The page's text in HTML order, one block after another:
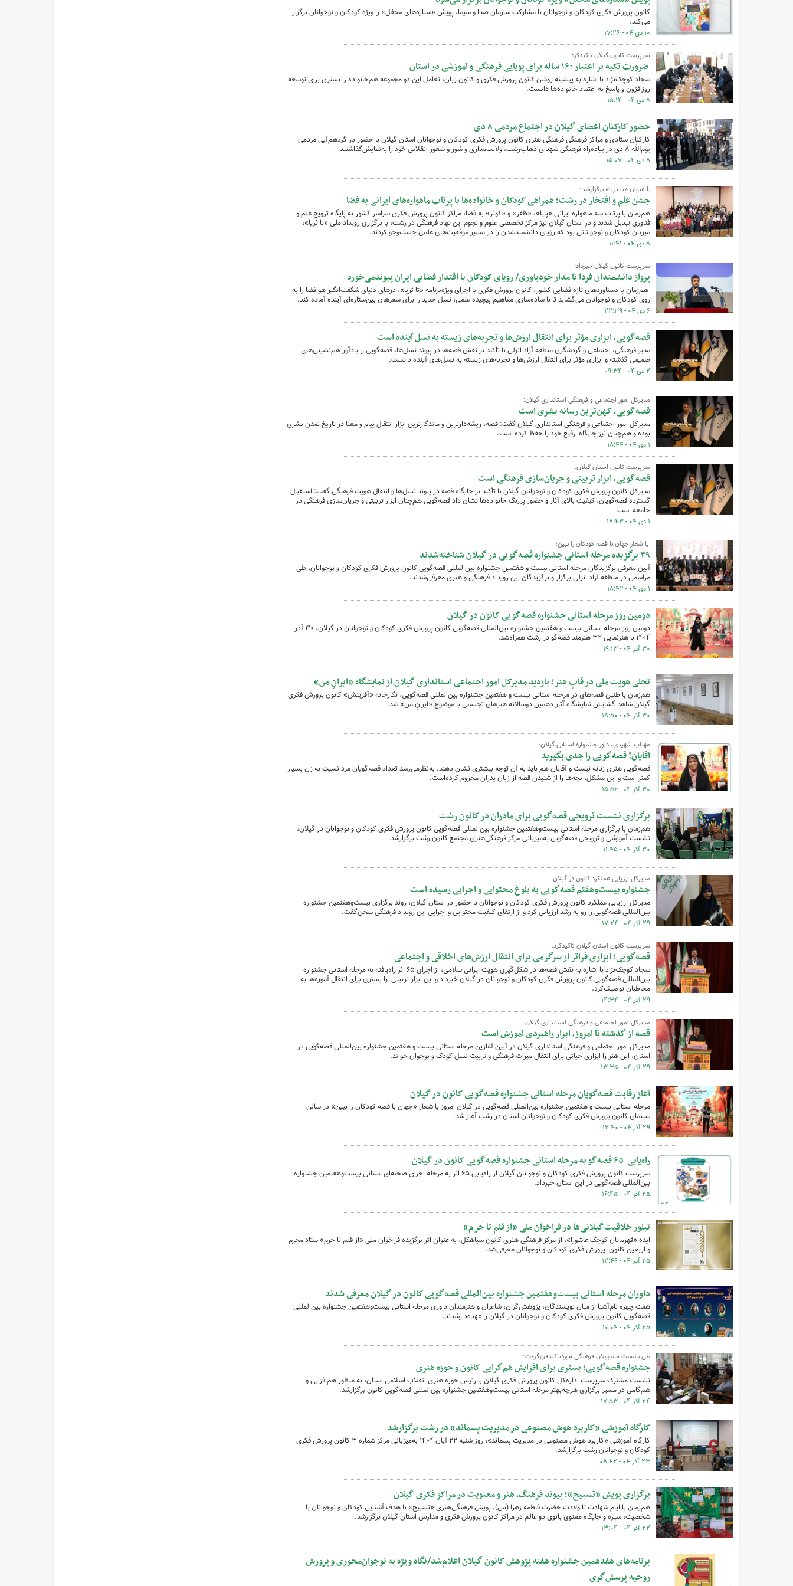
کانون پرورش فکری کودکان و نوجوانان با مشارکت سازمان صدا و سیما، پویش «ستاره‌های محفل» را ویژه کودکان و نوجوانان برگزار
می‌کند.
۱۰ دی ۰۴ - ۱۷:۲۶
سرپرست کانون گیلان تاکیدکرد:
ضرورت تکیه بر اعتبار ۱۶۰ ساله برای پویایی فرهنگی و آموزشی در استان
سجاد کوچک‌نژاد با اشاره به پیشینه روشن کانون پرورش فکری و کانون زبان، تعامل این دو مجموعه هم‌خانواده را بستری برای توسعه
روزافزون و پاسخ به اعتماد خانواده‌ها دانست.
۸ دی ۰۴ - ۱۵:۱۴
حضور کارکنان اعضای گیلان در اجتماع مردمی ۸ دی
کارکنان ستادی و مراکز فرهنگی فرهنگی هنری کانون پرورش فکری کودکان و نوجوانان استان گیلان با حضور در گردهم‌آیی مردمی
یوم‌الله ۸ دی در پیاده‌راه فرهنگی شهدای ذهاب‌رشت، ولایت‌مداری و شور و شعور انقلابی خود را به‌نمایش‌گذاشتند
۸ دی ۰۴ - ۱۵:۰۷
با عنوان «تا ثریا» برگزارشد؛
جشن علم و افتخار در رشت؛ همراهی کودکان و خانواده‌ها با پرتاب ماهواره‌های ایرانی به فضا
هم‌زمان با پرتاب سه ماهواره ایرانی «پایا»، «ظفر» و «کوثر» به فضا، مراکز کانون پرورش فکری سراسر کشور به پایگاه ترویج علم و
فناوری تبدیل شدند و در استان گیلان نیز مرکز تخصصی علوم و نجوم این نهاد فرهنگی در رشت، با برگزاری رویداد ملی «تا ثریا»،
میزبان کودکان و نوجوانانی بود که رؤیای دانشمندشدن را در مسیر موفقیت‌های علمی جست‌وجو کردند.
۸ دی ۰۴ - ۱۱:۴۱
سرپرست کانون گیلان خبرداد:
پرواز دانشمندان فردا تا مدار خودباوری/ رویای کودکان با اقتدار فضایی ایران پیوندمی‌خورد
هم‌زمان با دستاوردهای تازه فضایی کشور، کانون پرورش فکری با اجرای ویژه‌برنامه «تا ثریا»، درهای دنیای شگفت‌انگیز هوافضا را به
روی کودکان و نوجوانان می‌گشاید تا با ساده‌سازی مفاهیم پیچیده علمی، نسل جدید را برای سفرهای بین‌ستاره‌ای آینده آماده کند.
۶ دی ۰۴ - ۲۲:۳۹
قصه‌گویی، ابزاری مؤثر برای انتقال ارزش‌ها و تجربه‌های زیسته به نسل آینده است
مدیر فرهنگی، اجتماعی و گردشگری منطقه آزاد انزلی با تأکید بر نقش قصه‌ها در پیوند نسل‌ها، قصه‌گویی را یادآور هم‌نشینی‌های
صمیمی گذشته و ابزاری مؤثر برای انتقال ارزش‌ها و تجربه‌های زیسته به نسل‌های آینده دانست.
۲ دی ۰۴ - ۰۹:۳۴
مدیرکل امور اجتماعی و فرهنگی استانداری گیلان:
قصه‌گویی، کهن‌ترین رسانه بشری است
مدیرکل امور اجتماعی و فرهنگی استانداری گیلان گفت: قصه، ریشه‌دارترین و ماندگارترین ابزار انتقال پیام و معنا در تاریخ تمدن بشری
بوده و هم‌چنان نیز جایگاه رفیع خود را حفظ کرده است.
۱ دی ۰۴ - ۱۸:۴۴
سرپرست کانون استان گیلان:
قصه‌گویی، ابزار تربیتی و جریان‌سازی فرهنگی است
مدیرکل کانون پرورش فکری کودکان و نوجوانان گیلان با تأکید بر جایگاه قصه در پیوند نسل‌ها و انتقال هویت فرهنگی گفت: استقبال
گسترده قصه‌گویان، کیفیت بالای آثار و حضور پررنگ خانواده‌ها نشان داد قصه‌گویی هم‌چنان ابزار تربیتی و جریان‌سازی فرهنگی در
جامعه است
۱ دی ۰۴ - ۱۸:۴۳
با شعار جهان با قصه کودکان را ببین؛
۳۹ برگزیده مرحله استانی جشنواره قصه‌گویی در گیلان شناخته‌شدند
آیین معرفی برگزیدگان مرحله استانی بیست و هفتمین جشنواره بین‌المللی قصه‌گویی کانون پرورش فکری کودکان و نوجوانان، طی
مراسمی در منطقه آزاد انزلی برگزار و برگزیدگان این رویداد فرهنگی و هنری معرفی‌شدند.
۱ دی ۰۴ - ۱۸:۴۲
دومین روز مرحله استانی جشنواره قصه‌گویی کانون در گیلان
دومین روز مرحله استانی بیست و هفتمین جشنواره بین‌المللی قصه‌گویی کانون پرورش فکری کودکان و نوجوانان در گیلان، ۳۰ آذر
۱۴۰۴ با هنرنمایی ۳۲ هنرمند قصه‌گو در رشت همراه‌شد.
۳۰ آذر ۰۴ - ۱۹:۱۳
تجلی هویت ملی در قابِ هنر؛ بازدید مدیرکل امور اجتماعی استانداری گیلان از نمایشگاه «ایرانِ من»
هم‌زمان با طنین قصه‌های در مرحله استانی بیست و هفتمین جشنواره بین‌المللی قصه‌گویی، نگارخانه «آفرینش» کانون پرورش فکری
گیلان شاهد گشایش نمایشگاه آثار دهمین دوسالانه هنرهای تجسمی با موضوع «ایرانِ من» شد.
۳۰ آذر ۰۴ - ۱۸:۵۰
مهتاب شهیدی، داور جشنواره استانی گیلان؛
آقایان! قصه‌گویی را جدی بگیرید
قصه‌گویی هنری زنانه نیست و آقایان هم باید به آن توجه بیشتری نشان دهند. به‌نظرمی‌رسد تعداد قصه‌گویان مرد نسبت به ‌زن بسیار
کمتر است و این مشکل، بچه‌ها را از شنیدن قصه از زبان پدران محروم کرده‌است.
۳۰ آذر ۰۴ - ۱۵:۵۶
برگزاری نشست ترویجی قصه‌گویی برای مادران در کانون رشت
هم‌زمان با برگزاری مرحله استانی بیست‌وهفتمین جشنواره بین‌المللی قصه‌گویی کانون پرورش فکری کودکان و نوجوانان در گیلان،
نشست آموزشی و ترویجی قصه‌گویی به‌میزبانی مرکز فرهنگی‌هنری مجتمع کانون رشت برگزارشد.
۳۰ آذر ۰۴ - ۱۱:۴۵
مدیرکل ارزیابی عملکرد کانون در گیلان:
جشنواره بیست‌وهفتم قصه‌گویی به بلوغ محتوایی و اجرایی رسیده است
مدیرکل ارزیابی عملکرد کانون پرورش فکری کودکان و نوجوانان با حضور در استان گیلان، روند برگزاری بیست‌وهفتمین جشنواره
بین‌المللی قصه‌گویی را رو به رشد ارزیابی کرد و از ارتقای کیفیت محتوایی و اجرایی این رویداد فرهنگی سخن‌گفت.
۲۹ آذر ۰۴ - ۱۷:۲۴
سرپرست کانون استان گیلان تاکیدکرد،
قصه‌گویی؛ ابزاری فراتر از سرگرمی برای انتقال ارزش‌های اخلاقی و اجتماعی
سجاد کوچک‌نژاد با اشاره به نقش قصه‌ها در شکل‌گیری هویت ایرانی‌اسلامی، از اجرای ۶۵ اثر راه‌یافته به مرحله استانی جشنواره
بین‌المللی قصه‌گویی کانون پرورش فکری کودکان و نوجوانان در گیلان خبرداد و این ابزار تربیتی را بستری برای انتقال آموزه‌ها به
مخاطبان توصیف‌کرد.
۲۹ آذر ۰۴ - ۱۴:۳۴
مدیرکل امور اجتماعی و فرهنگی استانداری گیلان:
قصه از گذشته تا امروز، ابزار راهبردی آموزش است
مدیرکل امور اجتماعی و فرهنگی استانداری گیلان در آیین آغازین مرحله استانی بیست و هفتمین جشنواره بین‌المللی قصه‌گویی در
استان، این هنر را ابزاری حیاتی برای انتقال میراث فرهنگی و تربیت نسل کودک و نوجوان خواند.
۲۹ آذر ۰۴ - ۱۳:۳۵
آغاز رقابت قصه‌گویان مرحله استانی جشنواره قصه‌گویی کانون در گیلان
مرحله استانی بیست و هفتمین جشنواره بین‌المللی قصه‌گویی در گیلان امروز با شعار «جهان با قصه‌ کودکان را ببین» در سالن
سینمای کانون پرورش فکری کودکان و نوجوانان استان در رشت آغاز شد.
۲۹ آذر ۰۴ - ۱۲:۴۰
راه‌یابی ۶۵ قصه‌گو به مرحله استانی جشنواره قصه‌گویی کانون در گیلان
سرپرست کانون پرورش فکری کودکان و نوجوانان گیلان از راه‌یابی ۶۵ اثر به مرحله اجرای صحنه‌ای استانی بیست‌وهفتمین جشنواره
بین‌المللی قصه‌گویی در این استان خبرداد.
۲۵ آذر ۰۴ - ۱۶:۴۵
تبلور خلاقیت‌گیلانی‌ها در فراخوان ملی «از قلم تا حرم»
ایده «قهرمانان کوچک عاشورا»، از مرکز فرهنگی هنری کانون سیاهکل، به عنوان اثر برگزیده فراخوان ملی «از قلم تا حرم» ستاد محرم
و اربعین کانون پرورش فکری کودکان و نوجوانان معرفی‌شد.
۲۵ آذر ۰۴ - ۱۲:۴۶
داوران مرحله استانی بیست‌وهفتمین جشنواره بین‌المللی قصه‌گویی کانون در گیلان معرفی شدند
هفت چهره نام‌آشنا از میان نویسندگان، پژوهش‌گران، شاعران و هنرمندان داوری مرحله استانی بیست‌وهفتمین جشنواره بین‌المللی
قصه‌گویی کانون پرورش فکری کودکان و نوجوانان در گیلان را عهده‌دارشدند.
۲۵ آذر ۰۴ - ۱۰:۰۴
طی نشست مسوولان فرهنگی موردتاکیدقرارگرفت؛
جشنواره قصه‌گویی؛ بستری برای افزایش هم‌گرایی کانون و حوزه هنری
نشست مشترک سرپرست اداره‌کل کانون پرورش فکری گیلان با رئیس حوزه هنری انقلاب اسلامی استان، به منظور هم‌افزایی و
هم‌گامی در مسیر برگزاری هرچه‌بهتر مرحله استانی بیست‌وهفتمین جشنواره بین‌المللی قصه‌گویی کانون برگزارشد.
۲۴ آذر ۰۴ - ۱۷:۵۳
کارگاه آموزشی «کاربرد هوش مصنوعی در مدیریت پسماند» در رشت برگزارشد
کارگاه آموزشی «کاربرد هوش مصنوعی در مدیریت پسماند»، روز شنبه ۲۲ آبان‌ ۱۴۰۴ به‌میزبانی مرکز شماره ۳ کانون پرورش فکری
کودکان و نوجوانان رشت برگزارشد.
۲۳ آذر ۰۴ - ۰۸:۴۲
برگزاری پویش «تسبیح»؛ پیوند فرهنگ، هنر و معنویت در مراکز فکری گیلان
هم‌زمان با ایام شهادت تا ولادت حضرت فاطمه زهرا (س)، پویش فرهنگی‌هنری «تسبیح» با هدف آشنایی کودکان و نوجوانان با
شخصیت، سیره و جایگاه معنوی بانوی دو عالم در مراکز کانون پرورش فکری و مدارس استان گیلان برگزارشد.
۲۲ آذر ۰۴ - ۱۳:۰۴
برنامه‌های هفدهمین جشنواره هفته پژوهش کانون گیلان اعلام‌شد/نگاه ویژه به نوجوان‌محوری و پرورش
روحیه پرسش‌گری